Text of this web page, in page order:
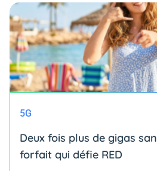
5G
Deux fois plus de gigas
forfait qui défie RED